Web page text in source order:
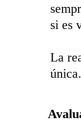
si es
La
única.